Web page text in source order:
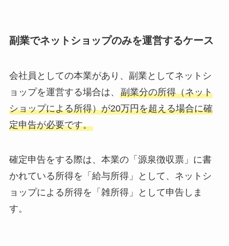
副業でネットショップのみを運営するケース
会社員としての本業があり、副業としてネットシ
ョップを運営する場合は、 副業分の所得（ネット
ショップによる所得）が20万円を超える場合に確
定申告が必要です。
確定申告をする際は、本業の「源泉徴収票」に書
かれている所得を「給与所得」として、ネットシ
ョップによる所得を「雑所得」として申告しま
す。